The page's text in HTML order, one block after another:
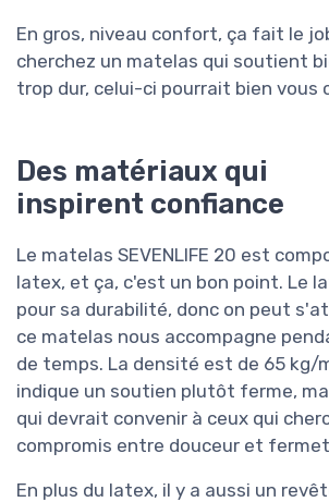
En gros, niveau confort, ça fait le
cherchez un matelas qui soutient
trop dur, celui-ci pourrait bien vous
Des matériaux qui
inspirent confiance
Le matelas SEVENLIFE 20 est
latex, et ça, c'est un bon point. Le
pour sa durabilité, donc on peut
ce matelas nous accompagne
de temps. La densité est de 65 kg/
indique un soutien plutôt ferme,
qui devrait convenir à ceux qui
compromis entre douceur et
En plus du latex, il y a aussi un